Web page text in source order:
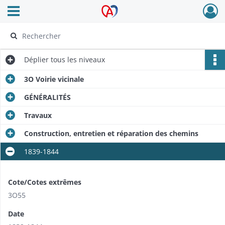
Archives Alsace - Colmar
Ouvrir le menu déroulant
Déplier tous les niveaux
3O Voirie vicinale
GÉNÉRALITÉS
Travaux
Construction, entretien et réparation des chemins
1839-1844
Cote/Cotes extrêmes
3O55
Date